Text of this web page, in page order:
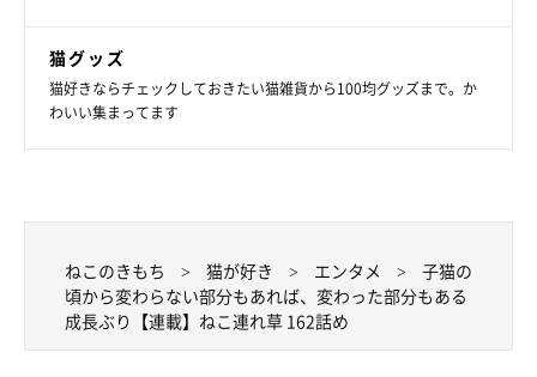
猫グッズ
猫好きならチェックしておきたい猫雑貨から100均グッズまで。か
わいい集まってます
ねこのきもち 猫が好き エンタメ
子猫の
頃から変わらない部分もあれば、変わった部分もある
成長ぶり【連載】ねこ連れ草 162話め